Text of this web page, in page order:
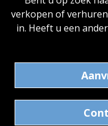
verkopen of
in. Heeft u een